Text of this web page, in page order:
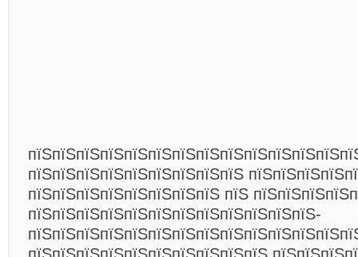
пїЅпїЅпїЅпїЅпїЅпїЅпїЅпїЅпїЅ
пїЅпїЅпїЅпїЅпїЅпїЅпїЅпїЅ пїЅ
пїЅпїЅпїЅпїЅпїЅпїЅпїЅпїЅпїЅпїЅпїЅпїЅ-